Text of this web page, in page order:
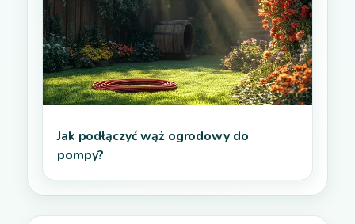
Jak podłączyć wąż ogrodowy do
pompy?